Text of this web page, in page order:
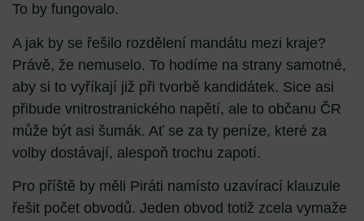
To by fungovalo.
A jak by se řešilo rozdělení mandátu mezi kraje?
Právě, že nemuselo. To hodíme na strany samotné,
aby si to vyříkají již při tvorbě kandidátek. Sice asi
přibude vnitrostranického napětí, ale to občanu ČR
může být asi šumák. Ať se za ty peníze, které za
volby dostávají, alespoň trochu zapotí.
Pro příště by měli Piráti namísto uzavírací klauzule
řešit počet obvodů. Jeden obvod totiž zcela vymaže